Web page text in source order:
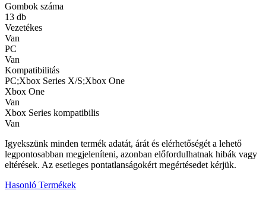
Gombok száma
13 db
Vezetékes
Van
PC
Van
Kompatibilitás
PC;Xbox Series X/S;Xbox One
Xbox One
Van
Xbox Series kompatibilis
Van
Igyekszünk minden termék adatát, árát és elérhetőségét a lehető
legpontosabban megjeleníteni, azonban előfordulhatnak hibák vagy
eltérések. Az esetleges pontatlanságokért megértésedet kérjük.
Hasonló Termékek